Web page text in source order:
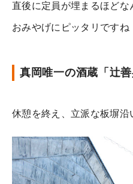
直後に定員が埋まるほどな
おみやげにピッタリですね
真岡唯一の酒蔵「辻善
休憩を終え、立派な板塀沿